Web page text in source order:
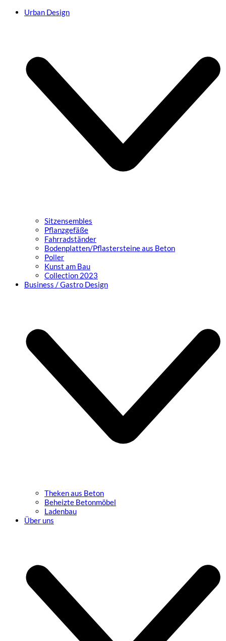
Urban Design
Sitzensembles
Pflanzgefäße
Fahrradständer
Bodenplatten/Pflastersteine aus Beton
Poller
Kunst am Bau
Collection 2023
Business / Gastro Design
Theken aus Beton
Beheizte Betonmöbel
Ladenbau
Über uns